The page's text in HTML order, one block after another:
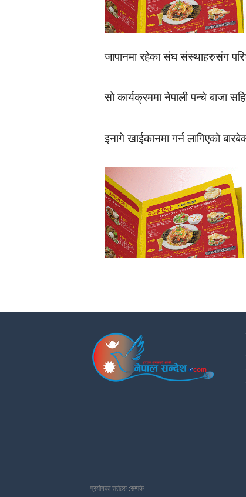
जापानमा रहेका संघ संस्थाहरुसंग
सो कार्यक्रममा नेपाली पन्चे बाजा
इनागे खाईकानमा गर्न लागिएको
प्रयोगका शर्तहरु :सम्पर्क